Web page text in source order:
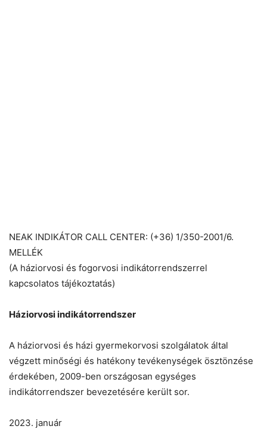
NEAK INDIKÁTOR CALL CENTER: (+36) 1/350-2001/6.
MELLÉK
(A háziorvosi és fogorvosi indikátorrendszerrel
kapcsolatos tájékoztatás)
Háziorvosi indikátorrendszer
A háziorvosi és házi gyermekorvosi szolgálatok által
végzett minőségi és hatékony tevékenységek ösztönzése
érdekében, 2009-ben országosan egységes
indikátorrendszer bevezetésére került sor.
2023. január